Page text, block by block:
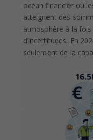
océan financier où
atteignent des
atmosphère à la
d’incertitudes. En
seulement de la